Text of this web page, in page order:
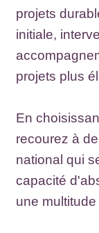
projets
initiale,
projets plus
En
recourez à
national qui
capacité
une multitude